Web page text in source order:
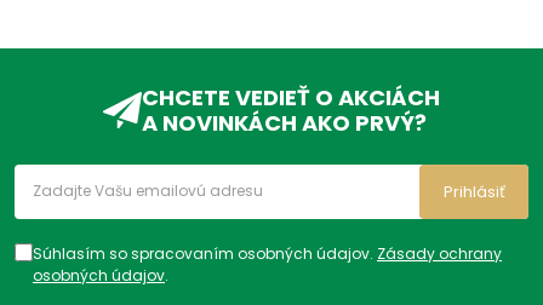
CHCETE VEDIEŤ O AKCIÁCH
A NOVINKÁCH AKO PRVÝ?
Súhlasím so spracovaním osobných údajov. Zásady ochrany
osobných údajov.
Prihlásiť